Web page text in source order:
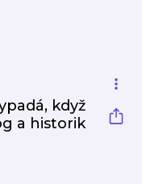
když
a historik